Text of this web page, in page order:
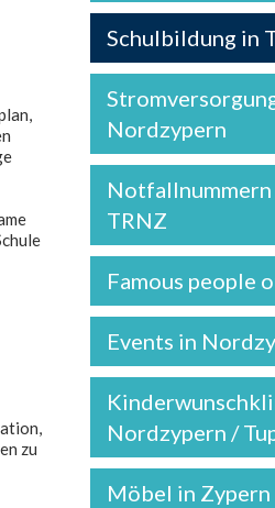
zu
Schulbildung in
Nordzypern
Notfallnummern
TRNZ
Famous people
Events in
Nordzypern /
Möbel in Zypern